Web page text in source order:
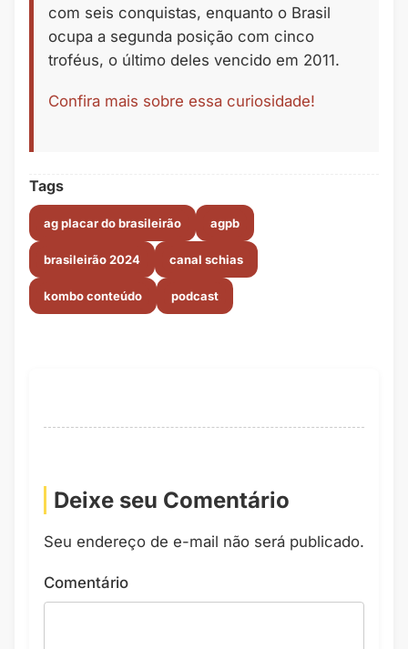
com seis conquistas, enquanto o Brasil
ocupa a segunda posição com cinco
troféus, o último deles vencido em 2011.
Confira mais sobre essa curiosidade!
Tags
ag placar do brasileirão agpb
brasileirão 2024 canal schias
kombo conteúdo podcast
Deixe seu Comentário
Seu endereço de e-mail não será publicado.
Comentário